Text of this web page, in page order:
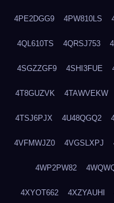
4PE2DGG9 4PW810LS
4QL610TS 4QRSJ753
4SGZZGF9 4SHI3FUE
4T8GUZVK 4TAWVEKW
4TSJ6PJX 4U48QGQ2
4VFMWJZ0 4VGSLXPJ
4WP2PW82
4XYOT662 4XZYAUHI